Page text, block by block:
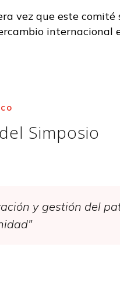
vez que este
internacional
Simposio
y gestión del